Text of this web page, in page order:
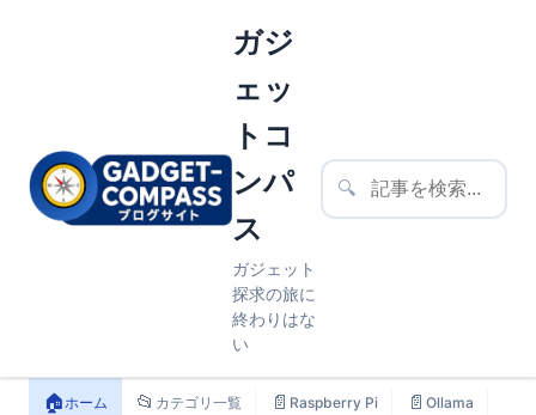
ガジ
ェッ
トコ
ンパ
ス
ガジェット
探求の旅に
終わりはな
い
🔍
🏠ホーム 📂 カテゴリ一覧 📄 Raspberry Pi 📄 Ollama